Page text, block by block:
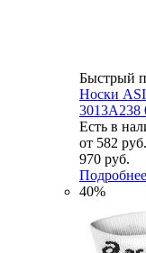
Быстрый
Носки
3013A238
Есть в
от 582 руб.
970 руб.
Подробнее
40%